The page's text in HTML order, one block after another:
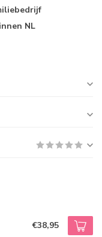
NL
€38,95